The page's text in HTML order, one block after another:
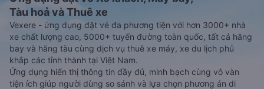
Tàu hoả và Thuê xe
Vexere - ứng dụng đặt vé đa phương tiện với hơn 3000+ nhà
xe chất lượng cao, 5000+ tuyến đường toàn quốc, tất cả hãng
bay và hãng tàu cùng dịch vụ thuê xe máy, xe du lịch phủ
khắp các tỉnh thành tại Việt Nam.
Ứng dụng hiển thị thông tin đầy đủ, minh bạch cùng vô vàn
tiện ích giúp người dùng so sánh và lựa chọn phương án di